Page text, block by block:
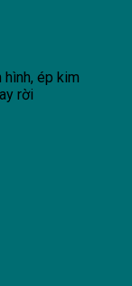
hình, ép kim
rời